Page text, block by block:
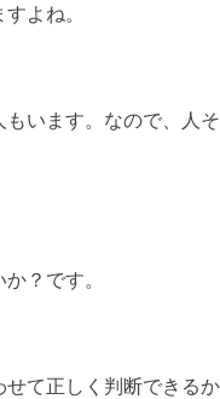
よね。
います。なので、人
？です。
て正しく判断できるか